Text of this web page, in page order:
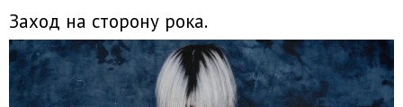
Заход на сторону рока.